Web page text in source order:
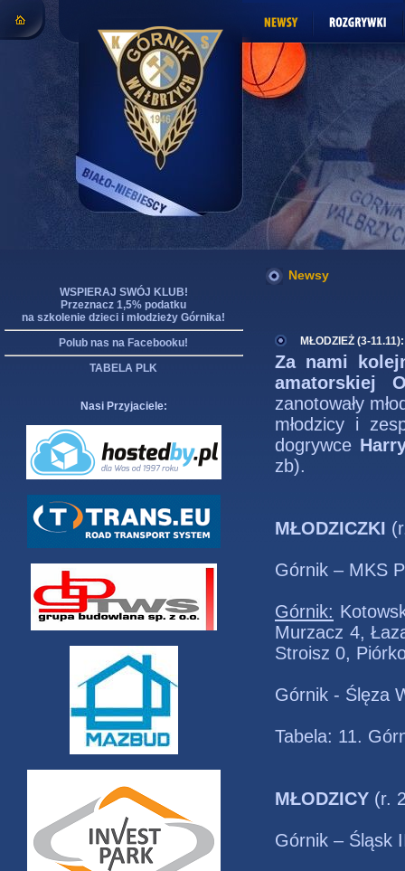
WSPIERAJ SWÓJ KLUB!
Przeznacz 1,5% podatku
na szkolenie dzieci i młodzieży Górnika!
Polub nas na Facebooku!
TABELA PLK
Nasi Przyjaciele:
Newsy
MŁODZIEŻ (3-
Za nami
amatorskiej
zanotowały
młodzicy i
dogrywce
zb).
MŁODZICZKI
Górnik – MKS
Górnik:
Murzacz 4,
Stroisz 0,
Górnik - Ślęza
Tabela: 11.
MŁODZICY (r.
Górnik – Śląsk